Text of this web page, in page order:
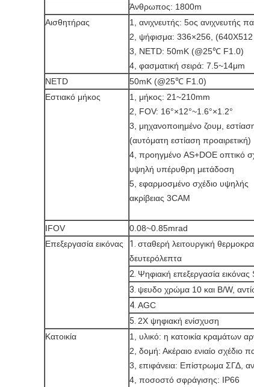
Άνθρωπος: 1800m
Αισθητήρας
1, ανιχνευτής: 5ος ανιχνευτής
2, ψήφισμα: 336×256, (640X512
3, NETD: 50mK (@25℃ F1.0)
4, φασματική σειρά: 7.5~14μm
NETD
50mK (@25℃ F1.0)
Εστιακό μήκος
1, μήκος: 21~210mm
2, FOV: 16°×12°~1.6°×1.2°
3, μηχανοποιημένο ζουμ,
(αυτόματη εστίαση προαιρετική)
4, προηγμένο AS+DOE οπτικό
υψηλή υπέρυθρη μετάδοση
5, εφαρμοσμένο σχέδιο υψηλής
ακρίβειας 3CAM
IFOV
0.08~0.85mrad
Επεξεργασία εικόνας
1. σταθερή λειτουργική
δευτερόλεπτα
2. Ψηφιακή επεξεργασία εικόνας
3. ψευδο χρώμα 10 και B/W,
4. AGC
5. 2X ψηφιακή ενίσχυση
Κατοικία
1, υλικό: η κατοικία κραμάτων
2, δομή: Ακέραιο ενιαίο σχέδιο
3, επιφάνεια: Επίστρωμα ΣΓΔ,
4, ποσοστό σφράγισης: IP66